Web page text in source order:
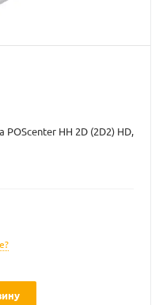
HH 2D (2D2) HD,